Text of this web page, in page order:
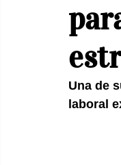
Una de
laboral